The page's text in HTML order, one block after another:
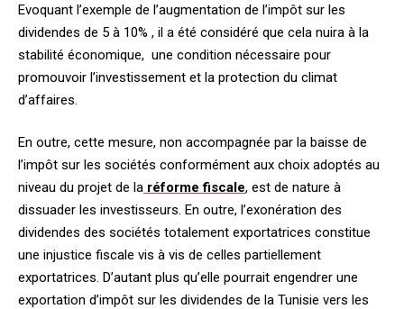
Evoquant l’exemple de l’augmentation de l’impôt sur les
dividendes de 5 à 10% , il a été considéré que cela nuira à la
stabilité économique, une condition nécessaire pour
promouvoir l’investissement et la protection du climat
d’affaires.
En outre, cette mesure, non accompagnée par la baisse de
l’impôt sur les sociétés conformément aux choix adoptés au
niveau du projet de la réforme fiscale, est de nature à
dissuader les investisseurs. En outre, l’exonération des
dividendes des sociétés totalement exportatrices constitue
une injustice fiscale vis à vis de celles partiellement
exportatrices. D’autant plus qu’elle pourrait engendrer une
exportation d’impôt sur les dividendes de la Tunisie vers les